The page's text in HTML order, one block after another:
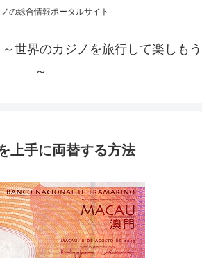
の総合情報ポータルサイト
世界のカジノを旅行して楽しもう
～
上手に両替する方法